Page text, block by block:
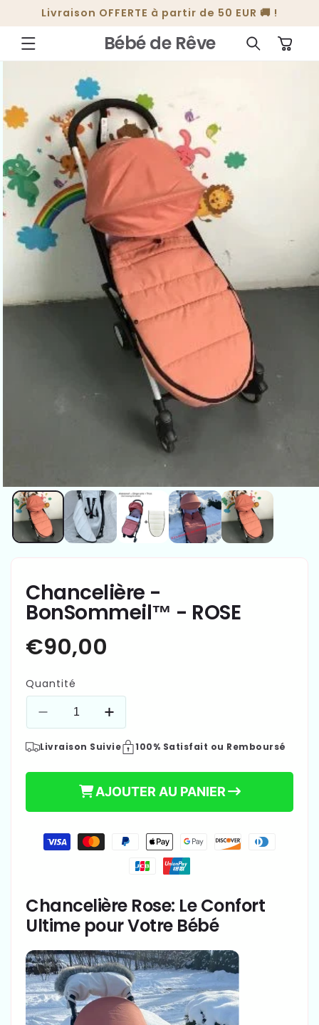
PASSER
AU
CONTENU
Livraison OFFERTE à partir de 50 EUR 🚚 !
Bébé de Rêve Panier
Chancelière -
BonSommeil™ - ROSE
Prix
habituel
€90,00
Quantité
Réduire
la
quantité
ROSE
Augmenter
la
quantité
-
ROSE
Livraison Suivie 100% Satisfait ou Remboursé
AJOUTER AU PANIER
Moyens
Chancelière Rose: Le Confort
Ultime pour Votre Bébé